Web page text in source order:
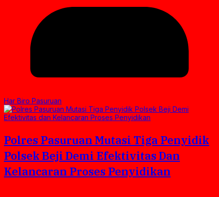
Har Biro Pasuruan
Polres Pasuruan Mutasi Tiga Penyidik
Polsek Beji Demi Efektivitas Dan
Kelancaran Proses Penyidikan